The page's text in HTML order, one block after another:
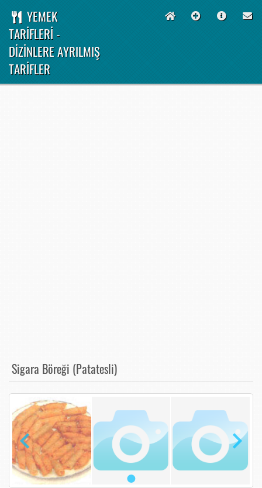
YEMEK
TARİFLERİ -
DİZİNLERE AYRILMIŞ
TARİFLER
Sigara Böreği (Patatesli)